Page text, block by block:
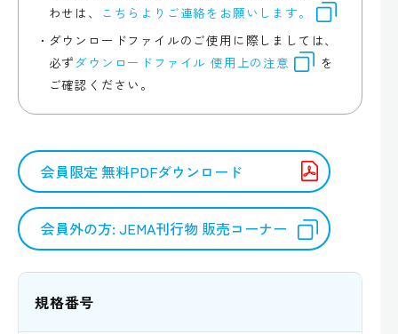
わせは、
こちらよりご連絡をお願いします。
ダウンロードファイルのご使用に際しましては、
必ず ダウンロードファイル 使用上の注意
を
ご確認ください。
会員限定 無料PDFダウンロード
会員外の方: JEMA刊行物 販売コーナー
規格番号